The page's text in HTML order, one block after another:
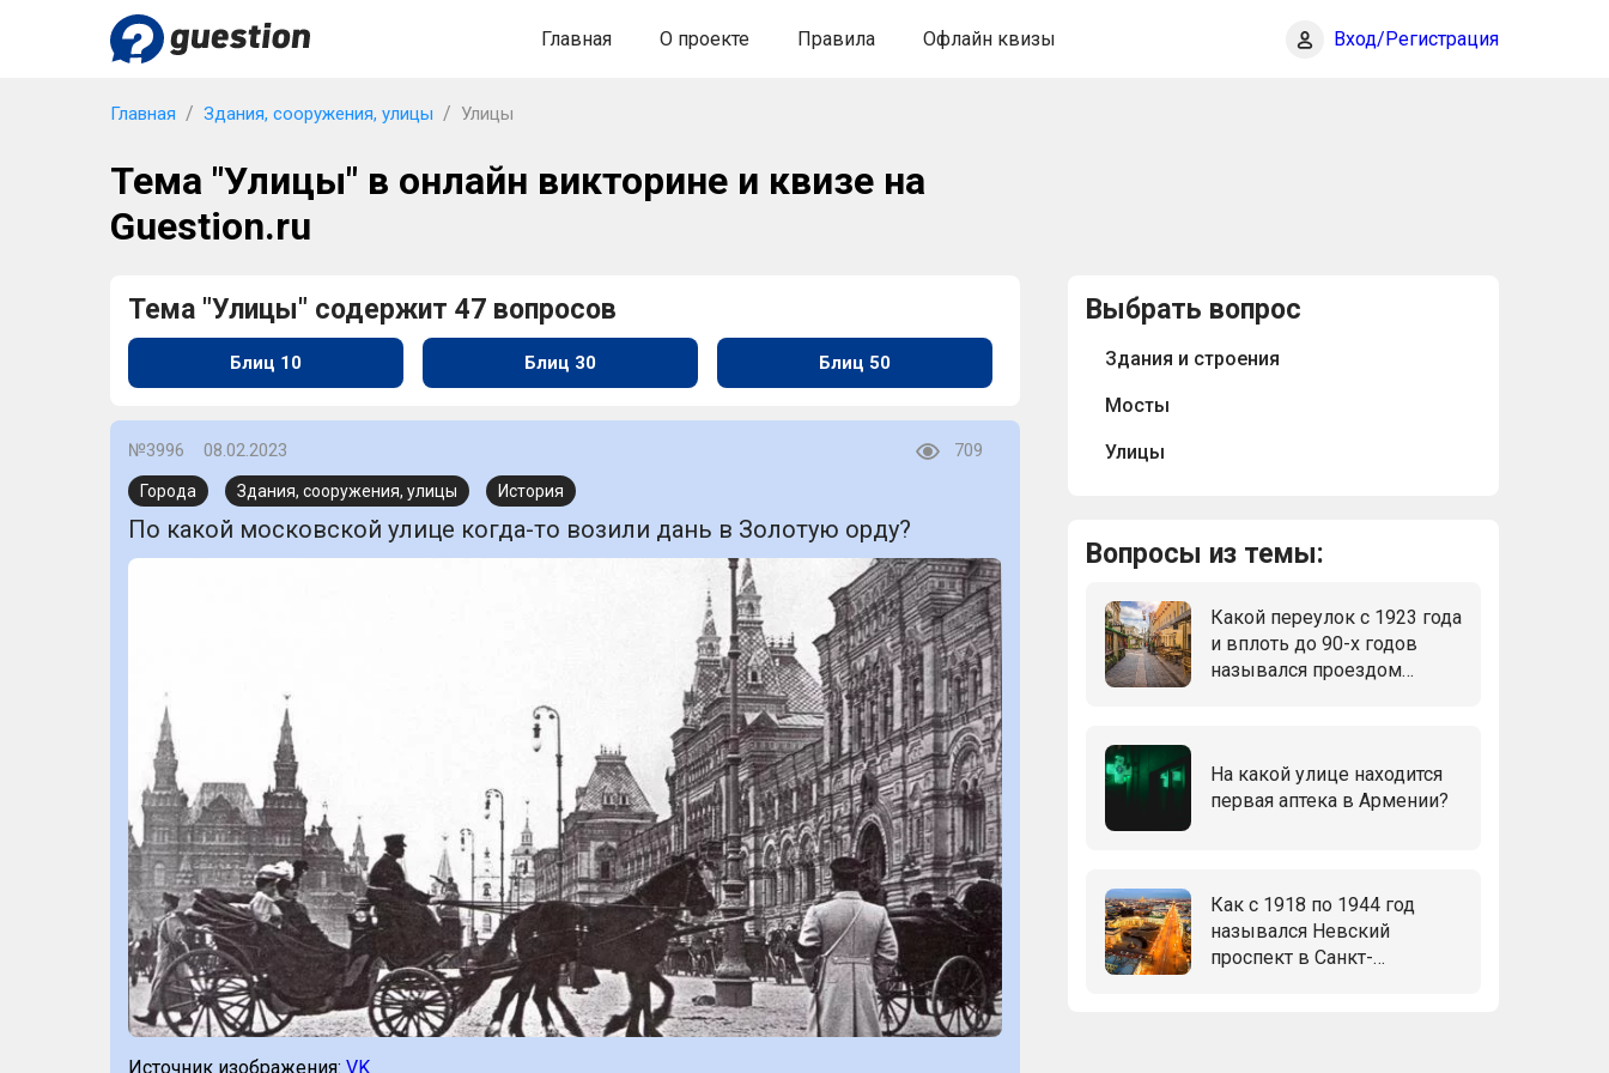
Главная О проекте Правила Офлайн квизы Вход/Регистрация
Главная Здания, сооружения, улицы Улицы
Тема "Улицы" в онлайн викторине и квизе на
Guestion.ru
Тема "Улицы" содержит 47 вопросов
Блиц 10 Блиц 30 Блиц 50
№3996 08.02.2023 709
Города Здания, сооружения, улицы История
По какой московской улице когда-то возили дань в Золотую орду?
Источник изображения: VK
Выбрать вопрос
Здания и строения
Мосты
Улицы
Вопросы из темы:
Какой переулок с 1923 года
и вплоть до 90-х годов
назывался проездом
было кафе «Десятая муза»,
где бывал В.В.Маяковский?
На какой улице находится
первая аптека в Армении?
Как с 1918 по 1944 год
назывался Невский
проспект в Санкт-